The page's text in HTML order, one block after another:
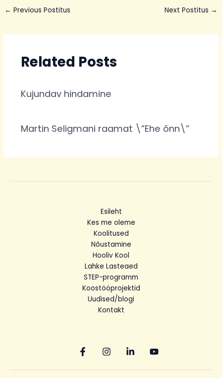
← Previous Postitus Next Postitus →
Related Posts
Kujundav hindamine
Martin Seligmani raamat \”Ehe õnn\”
Esileht
Kes me oleme
Koolitused
Nõustamine
Hooliv Kool
Lahke Lasteaed
STEP-programm
Koostööprojektid
Uudised/blogi
Kontakt